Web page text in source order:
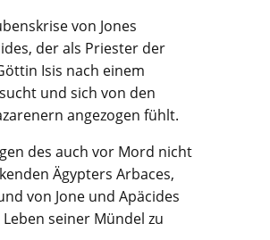
von Jones
der als Priester der
Isis nach einem
und sich von den
angezogen fühlt.
des auch vor Mord nicht
Ägypters Arbaces,
von Jone und Apäcides
seiner Mündel zu